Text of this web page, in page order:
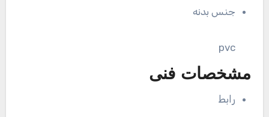
جنس بدنه
pvc
مشخصات فنی
رابط